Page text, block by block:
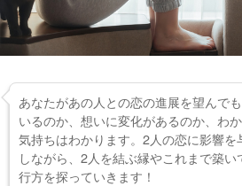
あなたがあの人との恋の進展を望んで
いるのか、想いに変化があるのか、わ
気持ちはわかります。2人の恋に影響を
しながら、2人を結ぶ縁やこれまで築
行方を探っていきます！